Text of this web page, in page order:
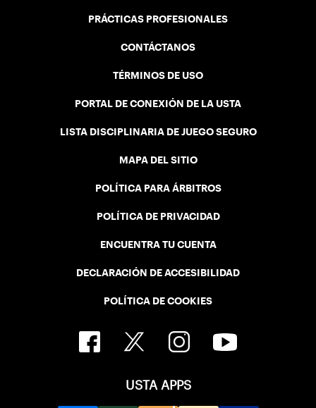
PRÁCTICAS PROFESIONALES
CONTÁCTANOS
TÉRMINOS DE USO
PORTAL DE CONEXIÓN DE LA USTA
LISTA DISCIPLINARIA DE JUEGO SEGURO
MAPA DEL SITIO
POLÍTICA PARA ÁRBITROS
POLÍTICA DE PRIVACIDAD
ENCUENTRA TU CUENTA
DECLARACIÓN DE ACCESIBILIDAD
POLÍTICA DE COOKIES
USTA APPS